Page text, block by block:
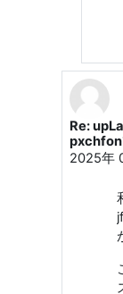
Z. R. へ
Re:
pxchfon
2025年